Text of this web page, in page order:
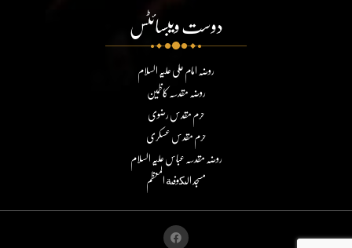
دوست ویبسائٹس
روضہ امام علی علیہ السلام
روضہ مقدسہ کاظمین
حرم مقدس رضوی
حرم مقدس عسکری
روضہ مقدسہ عباس علیہ السلام
مسجد الكوفة المعظم